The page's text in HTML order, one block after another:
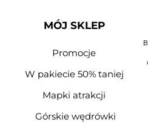
MÓJ SKLEP
Promocje
W pakiecie 50% taniej
Mapki atrakcji
Górskie wędrówki